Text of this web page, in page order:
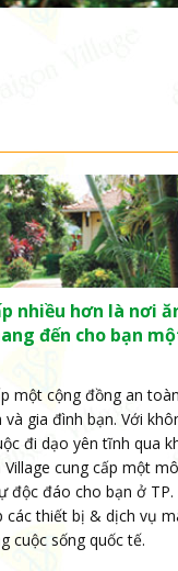
nhiều hơn là nơi
đến cho bạn
một cộng đồng an toàn
gia đình bạn. Với
đi dạo yên tĩnh qua
cung cấp một
độc đáo cho bạn ở TP.
các thiết bị & dịch vụ
cuộc sống quốc tế.